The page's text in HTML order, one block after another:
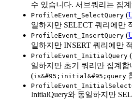
수 있습니다. 서브쿼리는 집
ProfileEvent_SelectQuery (
일하지만 SELECT 쿼리에만
ProfileEvent_InsertQuery (
일하지만 INSERT 쿼리에만
ProfileEvent_InitialQuery (
일하지만 초기 쿼리만 집계합
(is&#95;initial&#95;query
InitialQuery와 동일하지만